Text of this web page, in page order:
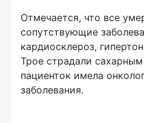
Отмечается, что все
сопутствующие
кардиосклероз,
Трое страдали
пациенток имела
заболевания.